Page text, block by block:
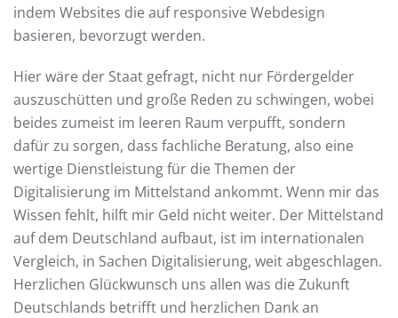
indem Websites die auf responsive Webdesign
basieren, bevorzugt werden.
Hier wäre der Staat gefragt, nicht nur Fördergelder
auszuschütten und große Reden zu schwingen, wobei
beides zumeist im leeren Raum verpufft, sondern
dafür zu sorgen, dass fachliche Beratung, also eine
wertige Dienstleistung für die Themen der
Digitalisierung im Mittelstand ankommt. Wenn mir das
Wissen fehlt, hilft mir Geld nicht weiter. Der Mittelstand
auf dem Deutschland aufbaut, ist im internationalen
Vergleich, in Sachen Digitalisierung, weit abgeschlagen.
Herzlichen Glückwunsch uns allen was die Zukunft
Deutschlands betrifft und herzlichen Dank an